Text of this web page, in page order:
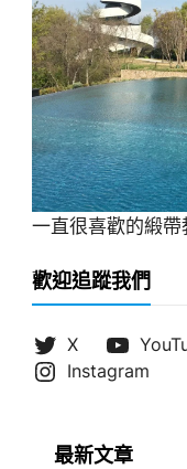
一直很喜歡的緞
歡迎追蹤我們
X
Instagram
最新文章